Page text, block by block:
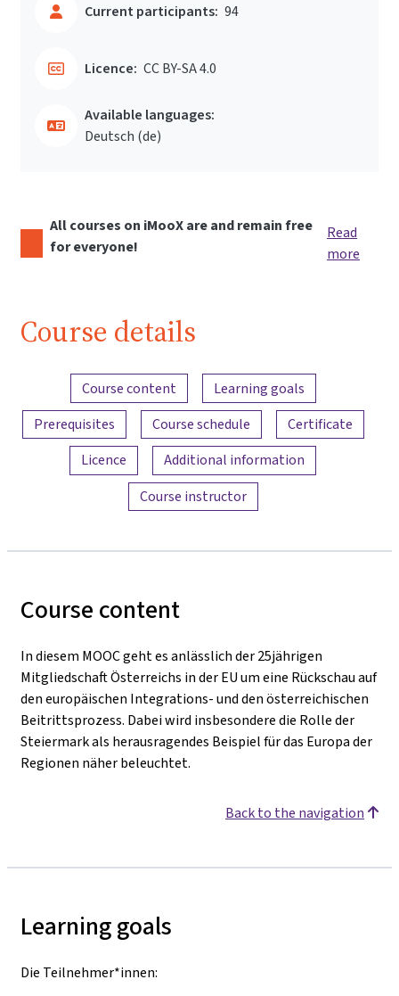
Current participants: 94
Licence: CC BY-SA 4.0
Available languages:
Deutsch ‎(de)‎
All courses on iMooX are and remain free
for everyone!
Read
more
Course details
Content overview
Course content
Learning goals
Prerequisites
Course schedule
Certificate
Licence
Additional information
Course instructor
Course content
In diesem MOOC geht es anlässlich der 25jährigen
Mitgliedschaft Österreichs in der EU um eine Rückschau auf
den europäischen Integrations- und den österreichischen
Beitrittsprozess. Dabei wird insbesondere die Rolle der
Steiermark als herausragendes Beispiel für das Europa der
Regionen näher beleuchtet.
Back to the navigation
Learning goals
Die Teilnehmer*innen: